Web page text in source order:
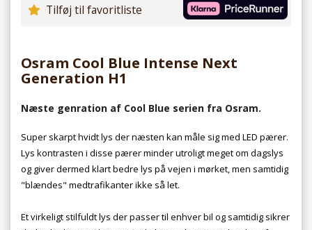
Tilføj til favoritliste
Osram Cool Blue Intense Next
Generation H1
Næste genration af Cool Blue serien fra Osram.
Super skarpt hvidt lys der næsten kan måle sig med LED pærer.
Lys kontrasten i disse pærer minder utroligt meget om dagslys
og giver dermed klart bedre lys på vejen i mørket, men samtidig
"blændes" medtrafikanter ikke så let.
Et virkeligt stilfuldt lys der passer til enhver bil og samtidig sikrer